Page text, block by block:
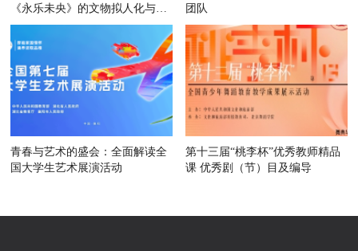
《永乐未央》的文物拟人化与东
方美
团队
青春与艺术的盛会：全面解读全
国大学生艺术展演活动
第十三届“桃李杯”优秀教师精品
课 优秀剧（节）目及编导